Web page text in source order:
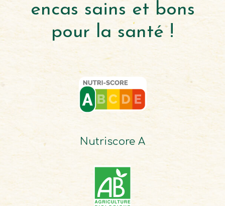
encas sains et bons
pour la santé !
Nutriscore A